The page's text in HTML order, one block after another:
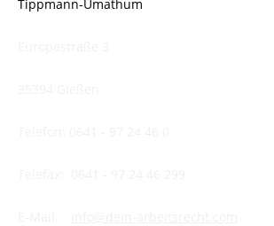
Tippmann-Umathum